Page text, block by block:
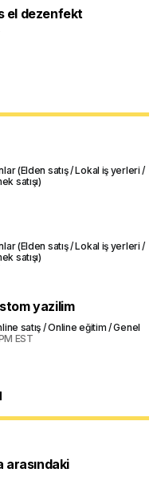
el dezenfekt
(Elden satış / Lokal iş yerleri /
satışı)
(Elden satış / Lokal iş yerleri /
satışı)
yazilim
satış / Online eğitim / Genel
EST
arasındaki